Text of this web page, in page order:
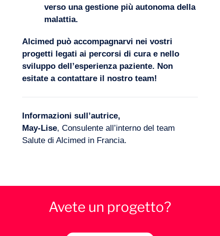
verso una gestione più autonoma della
malattia.
Alcimed può accompagnarvi nei vostri
progetti legati ai percorsi di cura e nello
sviluppo dell’esperienza paziente. Non
esitate a contattare il nostro team!
Informazioni sull’autrice,
May-Lise, Consulente all’interno del team
Salute di Alcimed in Francia.
Avete un progetto?